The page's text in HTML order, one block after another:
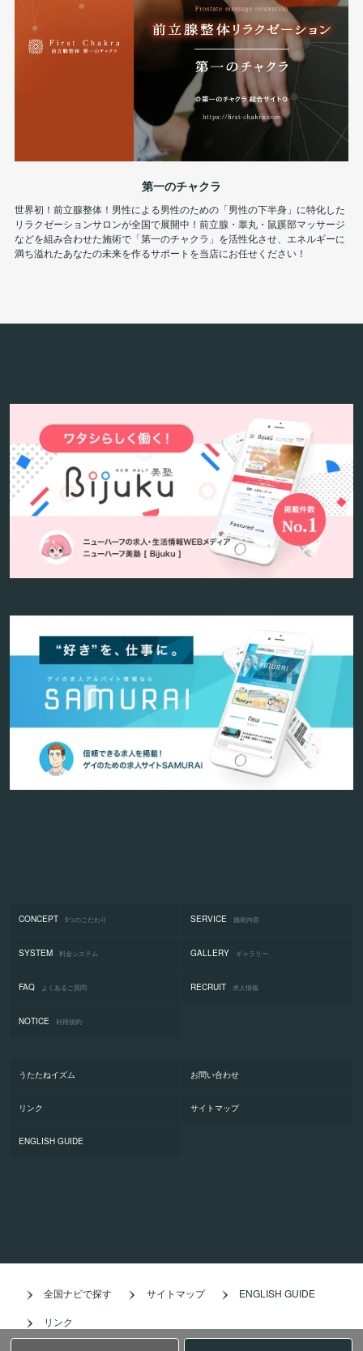
第一のチャクラ
世界初！前立腺整体！男性による男性のための「男性の下半身」に特化した
リラクゼーションサロンが全国で展開中！前立腺・睾丸・鼠蹊部マッサージ
などを組み合わせた施術で「第一のチャクラ」を活性化させ、エネルギーに
満ち溢れたあなたの未来を作るサポートを当店にお任せください！
CONCEPT 5つのこだわり SERVICE 施術内容
SYSTEM 料金システム GALLERY ギャラリー
FAQ よくあるご質問 RECRUIT 求人情報
NOTICE 利用規約
うたたねイズム お問い合わせ
リンク サイトマップ
ENGLISH GUIDE
全国ナビで探す サイトマップ ENGLISH GUIDE
リンク